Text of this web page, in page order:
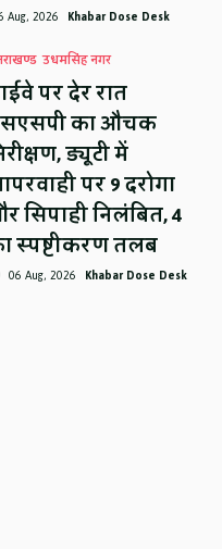
Aug, 2026 Khabar Dose Desk
उधमसिंह नगर
पर देर रात
का औचक
ड्यूटी में
पर 9 दरोगा
सिपाही निलंबित, 4
स्पष्टीकरण तलब
06 Aug, 2026 Khabar Dose Desk